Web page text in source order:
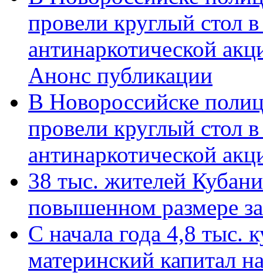
провели круглый стол
антинаркотической
Анонс публикации
В Новороссийске
провели круглый стол
антинаркотической
38 тыс. жителей
повышенном размере
С начала года 4,8 тыс.
материнский капитал